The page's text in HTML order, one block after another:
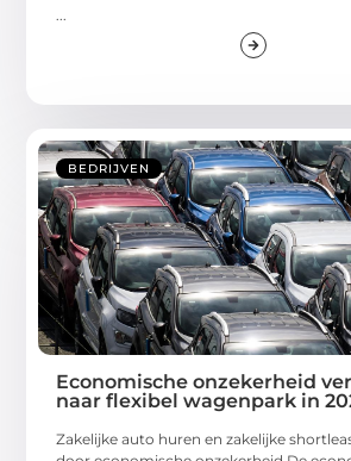
...
BEDRIJVEN
Economische onzekerheid
naar flexibel wagenpark in
Zakelijke auto huren en zakelijke